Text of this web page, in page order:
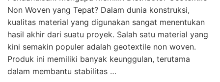
Non Woven yang Tepat? Dalam dunia konstruksi,
kualitas material yang digunakan sangat menentukan
hasil akhir dari suatu proyek. Salah satu material yang
kini semakin populer adalah geotextile non woven.
Produk ini memiliki banyak keunggulan, terutama
dalam membantu stabilitas …